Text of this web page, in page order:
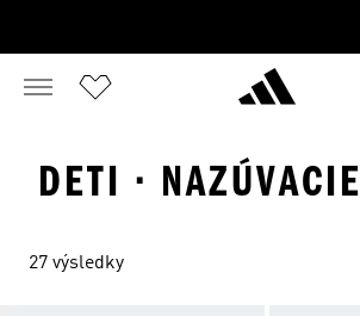
DETI · NAZÚVACIE
27 výsledky